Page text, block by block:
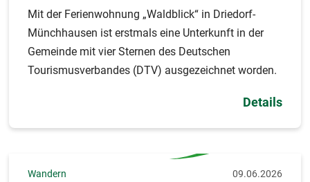
Mit der Ferienwohnung „Waldblick“ in Driedorf-
Münchhausen ist erstmals eine Unterkunft in der
Gemeinde mit vier Sternen des Deutschen
Tourismusverbandes (DTV) ausgezeichnet worden.
Details
Wandern 09.06.2026